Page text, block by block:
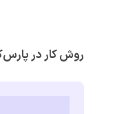
روش کار در